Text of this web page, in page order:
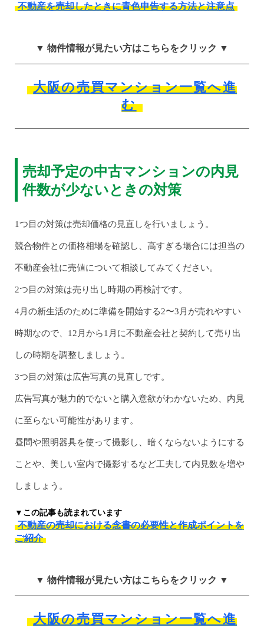
不動産を売却したときに青色申告する方法と注意点
▼ 物件情報が見たい方はこちらをクリック ▼
大阪の売買マンション一覧へ進
む
売却予定の中古マンションの内見
件数が少ないときの対策
1つ目の対策は売却価格の見直しを行いましょう。
競合物件との価格相場を確認し、高すぎる場合には担当の
不動産会社に売値について相談してみてください。
2つ目の対策は売り出し時期の再検討です。
4月の新生活のために準備を開始する2〜3月が売れやすい
時期なので、12月から1月に不動産会社と契約して売り出
しの時期を調整しましょう。
3つ目の対策は広告写真の見直しです。
広告写真が魅力的でないと購入意欲がわかないため、内見
に至らない可能性があります。
昼間や照明器具を使って撮影し、暗くならないようにする
ことや、美しい室内で撮影するなど工夫して内見数を増や
しましょう。
▼この記事も読まれています
不動産の売却における念書の必要性と作成ポイントを
ご紹介
▼ 物件情報が見たい方はこちらをクリック ▼
大阪の売買マンション一覧へ進